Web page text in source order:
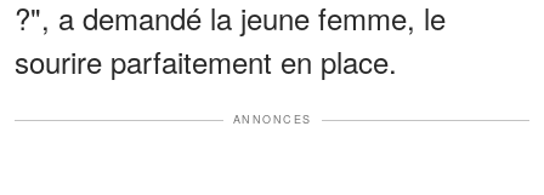
?", a demandé la jeune femme, le
sourire parfaitement en place.
ANNONCES